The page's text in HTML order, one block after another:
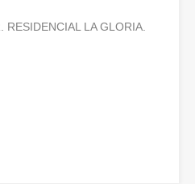
RESIDENCIAL LA GLORIA.